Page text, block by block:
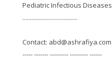
Pediatric Infectious Diseases
....................................
Contact: abd@ashrafiya.com
----- ------- --------- --------- ------